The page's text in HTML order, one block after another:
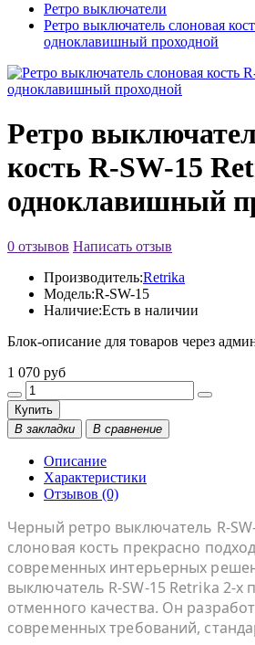
Ретро выключатели
Ретро выключатель слоновая
одноклавишный проходной
Ретро
кость R-SW-15
одноклавишный
0 отзывов Написать отзыв
Производитель:Retrika
Модель:R-SW-15
Наличие:Есть в наличии
Блок-описание для товаров через
1 070 руб
Купить
В закладки
В сравнение
Описание
Характеристики
Отзывов (0)
Черный ретро выключатель R-
слоновая кость прекрасно
современных интерьерных
выключатель R-SW-15 Retrika 2-х
отменного качества. Он
современных требований,